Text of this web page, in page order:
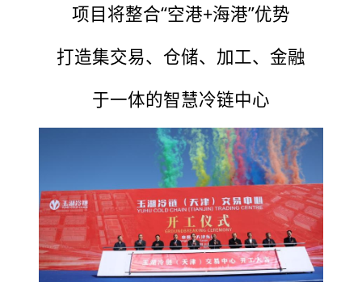
项目将整合“空港+海港”优势
打造集交易、仓储、加工、金融
于一体的智慧冷链中心